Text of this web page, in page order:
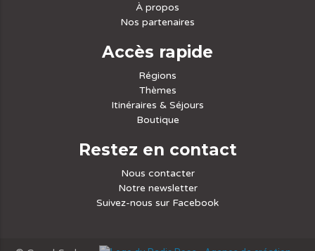
À propos
Nos partenaires
Accès rapide
Régions
Thèmes
Itinéraires & Séjours
Boutique
Restez en contact
Nous contacter
Notre newsletter
Suivez-nous sur Facebook